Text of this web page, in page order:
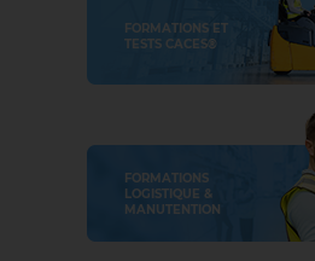
FORMATIONS ET
TESTS CACES®
FORMATIONS
LOGISTIQUE &
MANUTENTION